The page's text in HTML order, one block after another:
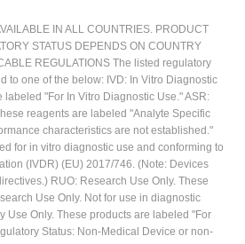
IN ALL COUNTRIES. PRODUCT
STATUS DEPENDS ON COUNTRY
REGULATIONS The listed regulatory
to one of the below: IVD: In Vitro Diagnostic
labeled "For In Vitro Diagnostic Use." ASR:
reagents are labeled "Analyte Specific
characteristics are not established."
for in vitro diagnostic use and conforming to
(IVDR) (EU) 2017/746. (Note: Devices
RUO: Research Use Only. These
Use Only. Not for use in diagnostic
Use Only. These products are labeled "For
Status: Non-Medical Device or non-